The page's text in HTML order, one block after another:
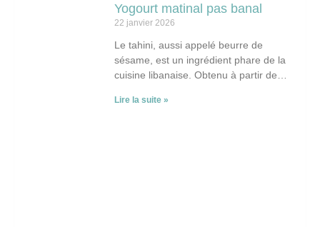
Yogourt matinal pas banal
22 janvier 2026
Le tahini, aussi appelé beurre de
sésame, est un ingrédient phare de la
cuisine libanaise. Obtenu à partir de
il
Lire la suite »